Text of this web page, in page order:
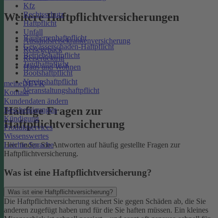
Kfz
Rechtsschutz
Haftpflicht
Unfall
Auslandsreisekrankenversicherung
Reisegepäck
Reiserücktritt
Haus und Wohnen
meineDEVK
Kontakt
Kundendaten ändern
Bescheinigungen
Kündigung
Produktservices
Wissenswertes
Leichte Sprache
Weitere Haftpflichtversicherungen
Bauherrenhaftpflicht
Gewässerschaden-Haftpflicht
Betriebshaftpflicht
Jagdhaftpflicht
Bootshaftpflicht
Vereinshaftpflicht
Veranstaltungshaftpflicht
Häufige Fragen zur
Haftpflichtversicherung
Hier finden Sie Antworten auf häufig gestellte Fragen zur
Haftpflichtversicherung.
Was ist eine Haftpflichtversicherung?
Was ist eine Haftpflichtversicherung?
Die Haftpflichtversicherung sichert Sie gegen Schäden ab, die Sie
anderen zugefügt haben und für die Sie haften müssen. Ein kleines